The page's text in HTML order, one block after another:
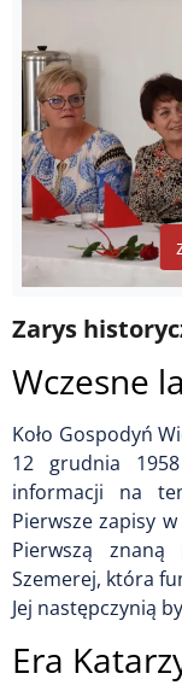
Zarys
Wczesne
Koło Gospodyń
12 grudnia
informacji na
Pierwsze zapisy
Pierwszą znaną
Szemerej, która
Jej następczynią
Era